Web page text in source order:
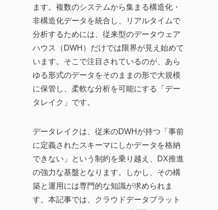
ます。複数のシステムから集まる構造化・
非構造化データを統合し、リアルタイムで
分析するためには、従来型のデータウェア
ハウス（DWH）だけでは限界が見え始めて
います。そこで注目されているのが、あら
ゆる形式のデータをそのままの形で大規模
に保管し、柔軟な分析を可能にする「デー
タレイク」です。
データレイクは、従来のDWHが持つ「事前
に定義されたスキーマにしかデータを格納
できない」という制約を乗り越え、DX推進
の強力な基盤となります。しかし、その構
築と運用には専門的な知識が求められま
す。本記事では、クラウドデータプラット